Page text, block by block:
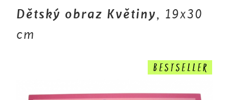
Dětský obraz Květiny, 19x30
cm